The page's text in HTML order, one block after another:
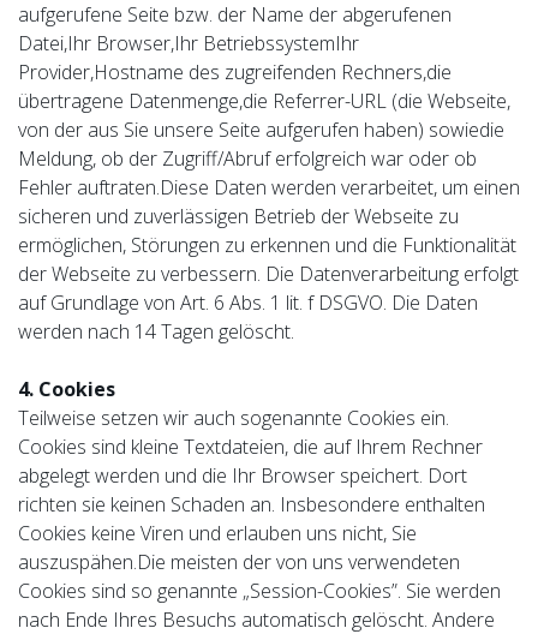
aufgerufene Seite bzw. der Name der abgerufenen
Datei,Ihr Browser,Ihr BetriebssystemIhr
Provider,Hostname des zugreifenden Rechners,die
übertragene Datenmenge,die Referrer-URL (die Webseite,
von der aus Sie unsere Seite aufgerufen haben) sowiedie
Meldung, ob der Zugriff/Abruf erfolgreich war oder ob
Fehler auftraten.Diese Daten werden verarbeitet, um einen
sicheren und zuverlässigen Betrieb der Webseite zu
ermöglichen, Störungen zu erkennen und die Funktionalität
der Webseite zu verbessern. Die Datenverarbeitung erfolgt
auf Grundlage von Art. 6 Abs. 1 lit. f DSGVO. Die Daten
werden nach 14 Tagen gelöscht.
4. Cookies
Teilweise setzen wir auch sogenannte Cookies ein.
Cookies sind kleine Textdateien, die auf Ihrem Rechner
abgelegt werden und die Ihr Browser speichert. Dort
richten sie keinen Schaden an. Insbesondere enthalten
Cookies keine Viren und erlauben uns nicht, Sie
auszuspähen.Die meisten der von uns verwendeten
Cookies sind so genannte „Session-Cookies”. Sie werden
nach Ende Ihres Besuchs automatisch gelöscht. Andere